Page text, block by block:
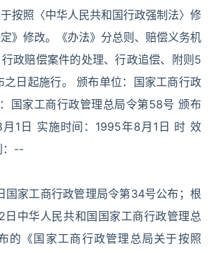
按照〈中华人民共和国行政强制法〉修
》修改。《办法》分总则、赔偿义务机
政赔偿案件的处理、行政追偿、附则5
日起施行。 颁布单位：国家工商行政
国家工商行政管理总局令第58号 颁布
1日 实施时间：1995年8月1日 时 效
：--
国家工商行政管理局令第34号公布；根
日中华人民共和国国家工商行政管理总
的《国家工商行政管理总局关于按照